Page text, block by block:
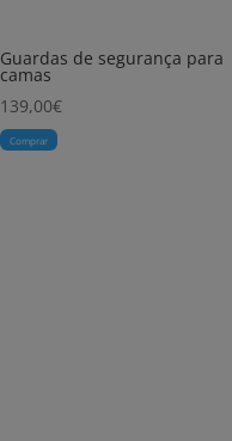
Guardas de segurança para
camas
139,00€
Comprar